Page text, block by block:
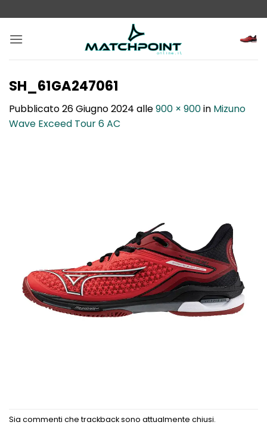
ai
contenuti
SH_61GA247061
Pubblicato26 Giugno 2024 alle900 × 900in Mizuno
Wave Exceed Tour 6 AC
Sia commenti che trackback sono attualmente chiusi.